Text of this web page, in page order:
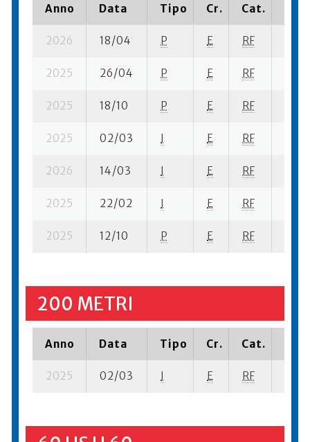
Anno Data Tipo Cr. Cat.
2026 18/04 P E RF
2025 26/04 P E RF
2025 18/10 P E RF
2025 02/03 I E RF
2026 14/03 I E RF
2025 22/02 I E RF
2025 12/10 P E RF
200 METRI
Anno Data Tipo Cr. Cat.
2025 02/03 I E RF